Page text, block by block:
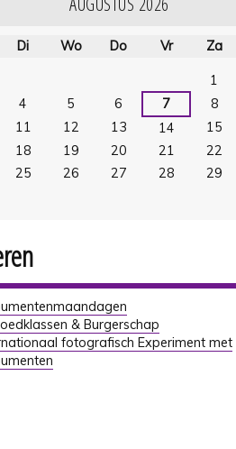
Di Wo Do Vr Za
1
4 5 6 7 8
11 12 13 14 15
18 19 20 21 22
25 26 27 28 29
& Burgerschap
fotografisch Experiment met